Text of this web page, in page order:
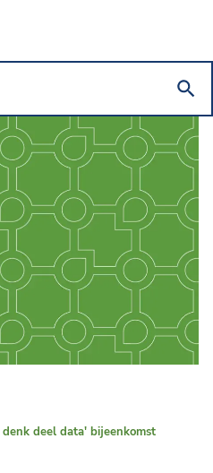
deel data' bijeenkomst